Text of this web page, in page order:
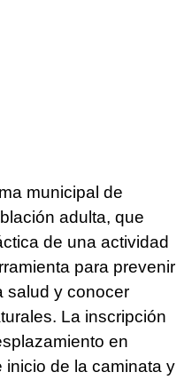
municipal de
adulta, que
de una actividad
para prevenir
salud y conocer
La inscripción
en
de la caminata y